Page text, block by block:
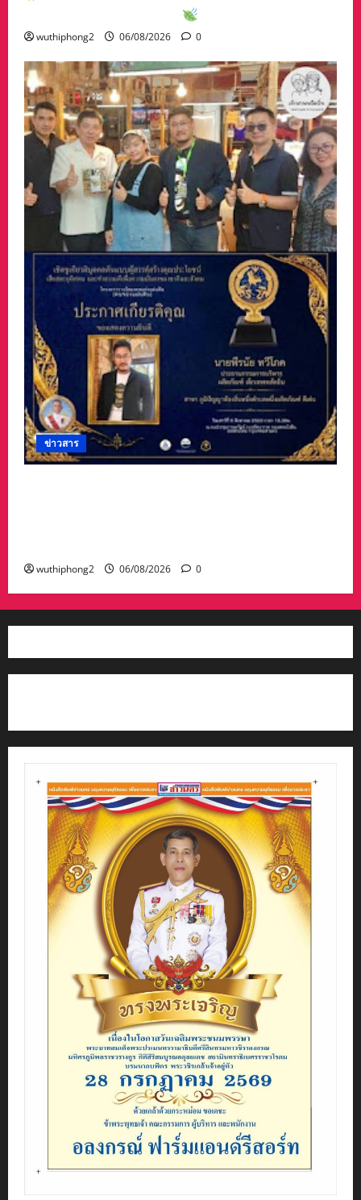
wuthiphong2 06/08/2026 0
ข่าวสาร
wuthiphong2 06/08/2026 0